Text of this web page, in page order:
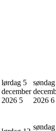
lørdag 5
december
2026 5
2026 6
søndag